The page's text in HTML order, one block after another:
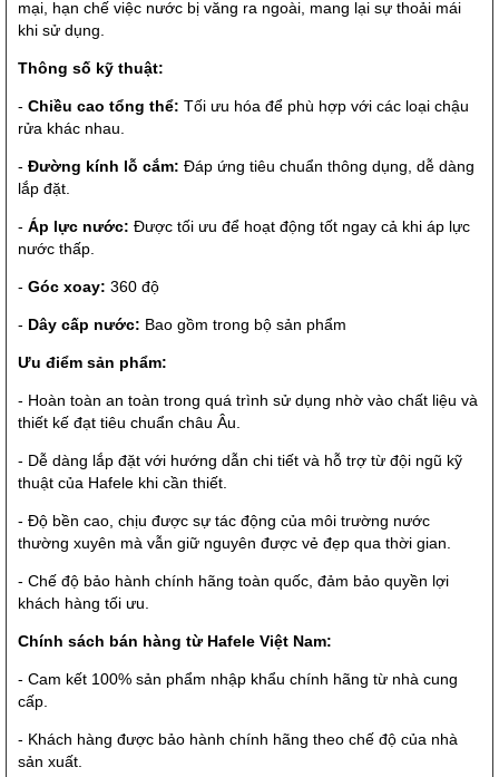
mại, hạn chế việc nước bị văng ra ngoài, mang lại sự thoải mái
khi sử dụng.
Thông số kỹ thuật:
- Chiều cao tổng thể: Tối ưu hóa để phù hợp với các loại chậu
rửa khác nhau.
- Đường kính lỗ cắm: Đáp ứng tiêu chuẩn thông dụng, dễ dàng
lắp đặt.
- Áp lực nước: Được tối ưu để hoạt động tốt ngay cả khi áp lực
nước thấp.
- Góc xoay: 360 độ
- Dây cấp nước: Bao gồm trong bộ sản phẩm
Ưu điểm sản phẩm:
- Hoàn toàn an toàn trong quá trình sử dụng nhờ vào chất liệu và
thiết kế đạt tiêu chuẩn châu Âu.
- Dễ dàng lắp đặt với hướng dẫn chi tiết và hỗ trợ từ đội ngũ kỹ
thuật của Hafele khi cần thiết.
- Độ bền cao, chịu được sự tác động của môi trường nước
thường xuyên mà vẫn giữ nguyên được vẻ đẹp qua thời gian.
- Chế độ bảo hành chính hãng toàn quốc, đảm bảo quyền lợi
khách hàng tối ưu.
Chính sách bán hàng từ Hafele Việt Nam:
- Cam kết 100% sản phẩm nhập khẩu chính hãng từ nhà cung
cấp.
- Khách hàng được bảo hành chính hãng theo chế độ của nhà
sản xuất.